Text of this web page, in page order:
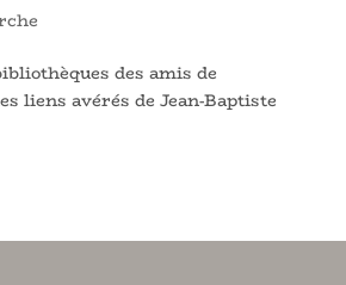
des amis de
liens avérés de Jean-Baptiste